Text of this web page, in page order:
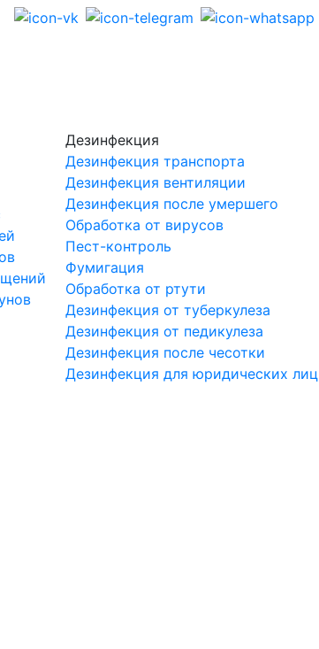
Дезинфекция
Дезинфекция транспорта
Дезинфекция вентиляции
Дезинфекция после умершего
Обработка от вирусов
Пест-контроль
Фумигация
Обработка от ртути
Дезинфекция от туберкулеза
Дезинфекция от педикулеза
Дезинфекция после чесотки
Дезинфекция для юридических лиц